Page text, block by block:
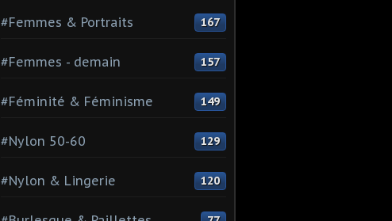
#Femmes & Portraits 167
#Femmes - demain 157
#Féminité & Féminisme 149
#Nylon 50-60 129
#Nylon & Lingerie 120